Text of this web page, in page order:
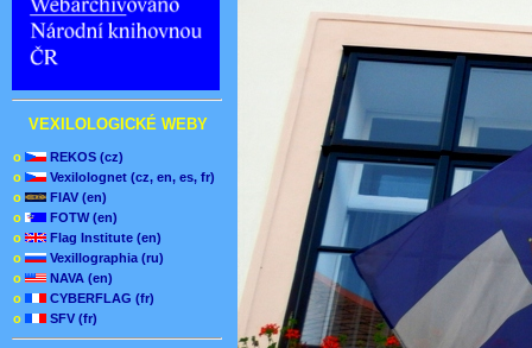
VEXILOLOGICKÉ WEBY
o
REKOS (cz)
o
Vexilolognet (cz, en, es, fr)
o
FIAV (en)
o
FOTW (en)
o
Flag Institute (en)
o
Vexillographia (ru)
o
NAVA (en)
o
CYBERFLAG (fr)
o
SFV (fr)